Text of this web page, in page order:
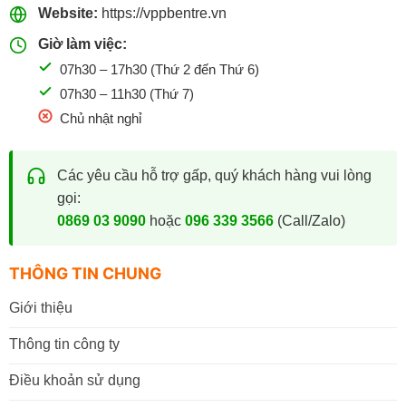
Website: https://vppbentre.vn
Giờ làm việc:
07h30 – 17h30 (Thứ 2 đến Thứ 6)
07h30 – 11h30 (Thứ 7)
Chủ nhật nghỉ
Các yêu cầu hỗ trợ gấp, quý khách hàng vui lòng
gọi:
0869 03 9090hoặc 096 339 3566(Call/Zalo)
THÔNG TIN CHUNG
Giới thiệu
Thông tin công ty
Điều khoản sử dụng